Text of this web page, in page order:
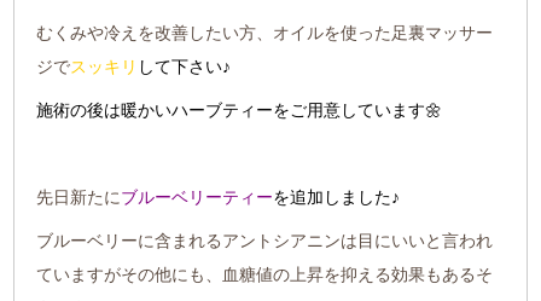
むくみや冷えを改善したい方、オイルを使った足裏マッサー
ジでスッキリ して下さい♪
施術の後は暖かいハーブティーをご用意しています🌼
先日新たにブルーベリーティーを追加しました♪
ブルーベリーに含まれるアントシアニンは目にいいと言われ
ていますがその他にも、血糖値の上昇を抑える効果もあるそ